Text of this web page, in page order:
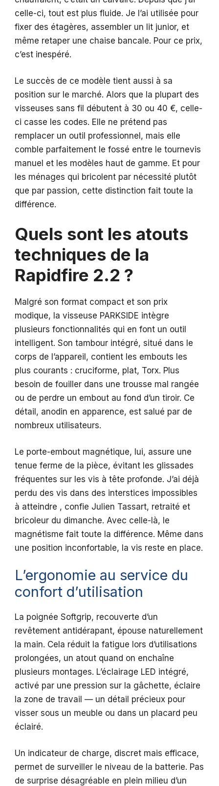
celle-ci, tout est plus fluide. Je l’ai utilisée pour
fixer des étagères, assembler un lit junior, et
même retaper une chaise bancale. Pour ce prix,
c’est inespéré.
Le succès de ce modèle tient aussi à sa
position sur le marché. Alors que la plupart des
visseuses sans fil débutent à 30 ou 40 €, celle-
ci casse les codes. Elle ne prétend pas
remplacer un outil professionnel, mais elle
comble parfaitement le fossé entre le tournevis
manuel et les modèles haut de gamme. Et pour
les ménages qui bricolent par nécessité plutôt
que par passion, cette distinction fait toute la
différence.
Quels sont les atouts
techniques de la
Rapidfire 2.2 ?
Malgré son format compact et son prix
modique, la visseuse PARKSIDE intègre
plusieurs fonctionnalités qui en font un outil
intelligent. Son tambour intégré, situé dans le
corps de l’appareil, contient les embouts les
plus courants : cruciforme, plat, Torx. Plus
besoin de fouiller dans une trousse mal rangée
ou de perdre un embout au fond d’un tiroir. Ce
détail, anodin en apparence, est salué par de
nombreux utilisateurs.
Le porte-embout magnétique, lui, assure une
tenue ferme de la pièce, évitant les glissades
fréquentes sur les vis à tête profonde. J’ai déjà
perdu des vis dans des interstices impossibles
à atteindre , confie Julien Tassart, retraité et
bricoleur du dimanche. Avec celle-là, le
magnétisme fait toute la différence. Même dans
une position inconfortable, la vis reste en place.
L’ergonomie au service du
confort d’utilisation
La poignée Softgrip, recouverte d’un
revêtement antidérapant, épouse naturellement
la main. Cela réduit la fatigue lors d’utilisations
prolongées, un atout quand on enchaîne
plusieurs montages. L’éclairage LED intégré,
activé par une pression sur la gâchette, éclaire
la zone de travail — un détail précieux pour
visser sous un meuble ou dans un placard peu
éclairé.
Un indicateur de charge, discret mais efficace,
permet de surveiller le niveau de la batterie. Pas
de surprise désagréable en plein milieu d’un